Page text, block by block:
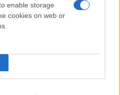
enable storage
cookies on web or